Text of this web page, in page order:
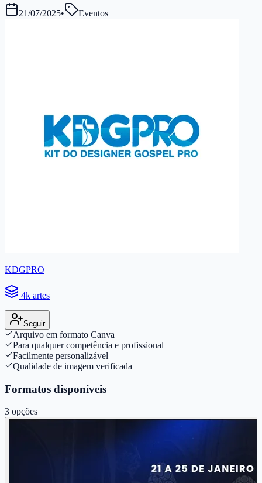
21/07/2025• Eventos
KDGPRO
4k artes
Seguir
Arquivo em formato Canva
Para qualquer competência e profissional
Facilmente personalizável
Qualidade de imagem verificada
Formatos disponíveis
3 opções